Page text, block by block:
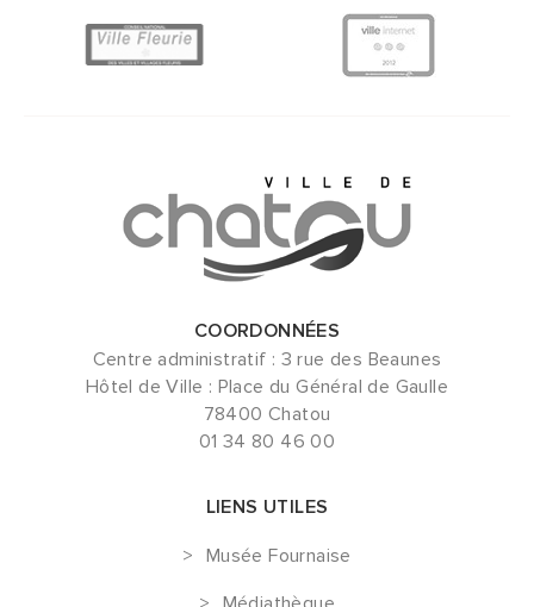
COORDONNÉES
Centre administratif : 3 rue des Beaunes
Hôtel de Ville : Place du Général de Gaulle
78400 Chatou
01 34 80 46 00
LIENS UTILES
Musée Fournaise